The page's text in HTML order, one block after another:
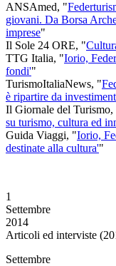
ANSAmed, "
giovani. Da Borsa
imprese"
Il Sole 24 ORE, "
TTG Italia, "Iorio,
fondi'"
TurismoItaliaNews, "
è ripartire da
Il Giornale del Turismo,
su turismo, cultura ed
Guida Viaggi, "Iorio,
destinate alla cultura'"
1
Settembre
2014
Articoli ed interviste
Settembre